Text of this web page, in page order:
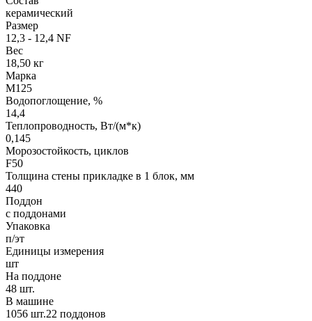
керамический
Размер
12,3 - 12,4 NF
Вес
18,50 кг
Марка
М125
Водопоглощение, %
14,4
Теплопроводность, Вт/(м*к)
0,145
Морозостойкость, циклов
F50
Толщина стены прикладке в 1 блок, мм
440
Поддон
с поддонами
Упаковка
п/эт
Единицы измерения
шт
На поддоне
48 шт.
В машине
1056 шт.22 поддонов